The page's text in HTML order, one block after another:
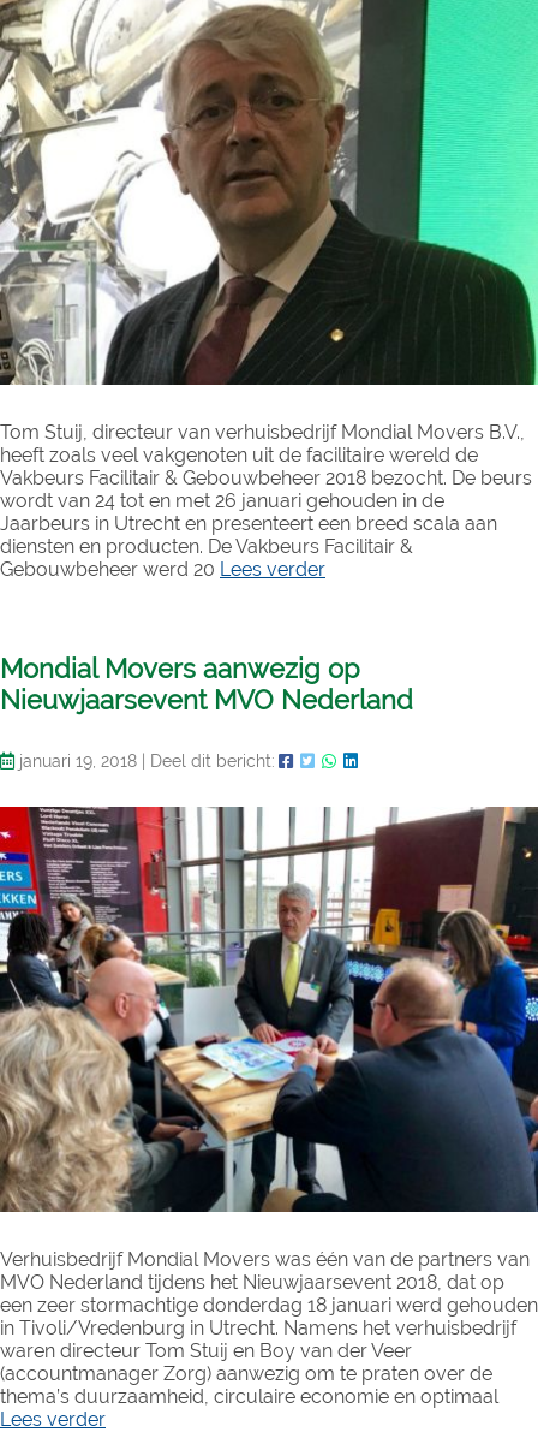
Tom Stuij, directeur van verhuisbedrijf Mondial Movers B.V.,
heeft zoals veel vakgenoten uit de facilitaire wereld de
Vakbeurs Facilitair & Gebouwbeheer 2018 bezocht. De beurs
wordt van 24 tot en met 26 januari gehouden in de
Jaarbeurs in Utrecht en presenteert een breed scala aan
diensten en producten. De Vakbeurs Facilitair &
Gebouwbeheer werd 20 Lees verder
Mondial Movers aanwezig op
Nieuwjaarsevent MVO Nederland
januari 19, 2018 Deel dit bericht:
Verhuisbedrijf Mondial Movers was één van de partners van
MVO Nederland tijdens het Nieuwjaarsevent 2018, dat op
een zeer stormachtige donderdag 18 januari werd gehouden
in Tivoli/Vredenburg in Utrecht. Namens het verhuisbedrijf
waren directeur Tom Stuij en Boy van der Veer
(accountmanager Zorg) aanwezig om te praten over de
thema’s duurzaamheid, circulaire economie en optimaal
Lees verder